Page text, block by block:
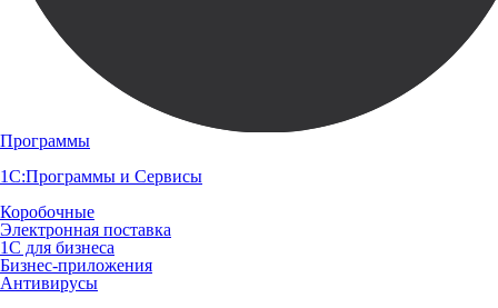
Программы
1С:Программы и Сервисы
Коробочные
Электронная поставка
1С для бизнеса
Бизнес-приложения
Антивирусы